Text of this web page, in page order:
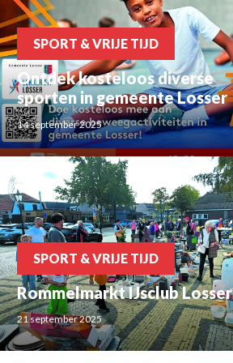
SPORT & VRIJE TIJD
Ontdek kosteloos diverse
sporten in gemeente Losser
14 september 2025
SPORT & VRIJE TIJD
Rommelmarkt IJsclub Losser
21 september 2025